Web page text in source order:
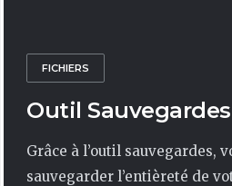
FICHIERS
Outil Sauvegardes
Grâce à l’outil sauvegardes,
sauvegarder l’entièreté de